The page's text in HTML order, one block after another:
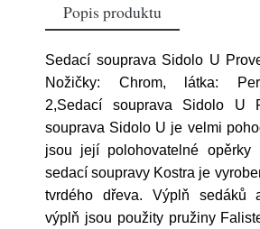
Popis produktu
Sedací souprava Sidolo U
Nožičky: Chrom, látka:
2,Sedací souprava Sidolo U
souprava Sidolo U je velmi
jsou její polohovatelné opěrky
sedací soupravy Kostra je
tvrdého dřeva. Výplň sedáků
výplň jsou použity pružiny